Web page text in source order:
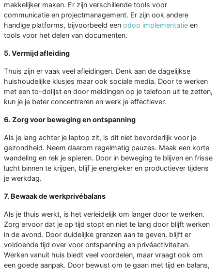
makkelijker maken. Er zijn verschillende tools voor
communicatie en projectmanagement. Er zijn ook andere
handige platforms, bijvoorbeeld een odoo implementatie en
tools voor het delen van documenten.
5. Vermijd afleiding
Thuis zijn er vaak veel afleidingen. Denk aan de dagelijkse
huishoudelijke klusjes maar ook sociale media. Door te werken
met een to-dolijst en door meldingen op je telefoon uit te zetten,
kun je je beter concentreren en werk je effectiever.
6. Zorg voor beweging en ontspanning
Als je lang achter je laptop zit, is dit niet bevorderlijk voor je
gezondheid. Neem daarom regelmatig pauzes. Maak een korte
wandeling en rek je spieren. Door in beweging te blijven en frisse
lucht binnen te krijgen, blijf je energieker en productiever tijdens
je werkdag.
7. Bewaak de werkprivébalans
Als je thuis werkt, is het verleidelijk om langer door te werken.
Zorg ervoor dat je op tijd stopt en niet te lang door blijft werken
in de avond. Door duidelijke grenzen aan te geven, blijft er
voldoende tijd over voor ontspanning en privéactiviteiten.
Werken vanuit huis biedt veel voordelen, maar vraagt ook om
een goede aanpak. Door bewust om te gaan met tijd en balans,